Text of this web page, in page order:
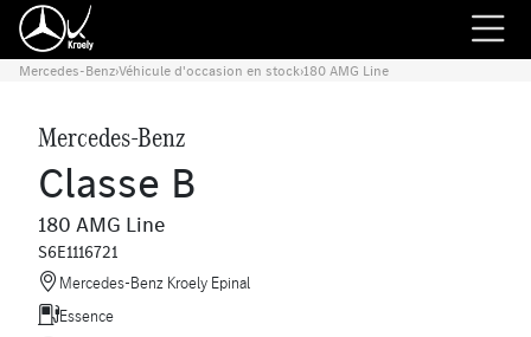
Mercedes-Benz›Véhicule d'occasion en stock›180 AMG Line
Mercedes-Benz
Classe B
180 AMG Line
S6E1116721
Mercedes-Benz Kroely Epinal
Essence